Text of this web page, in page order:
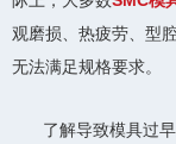
观磨损、热疲劳、型
无法满足规格要求。
了解导致模具过